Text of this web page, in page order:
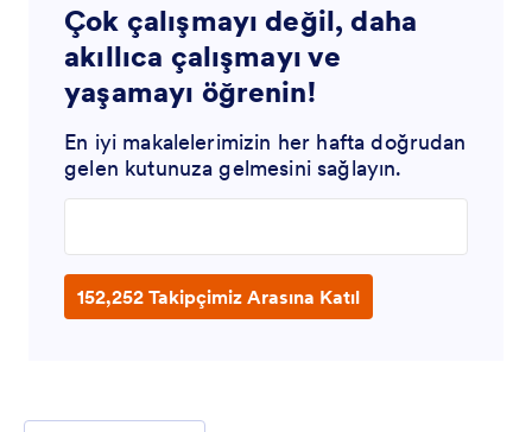
Çok çalışmayı değil, daha
akıllıca çalışmayı ve
yaşamayı öğrenin!
En iyi makalelerimizin her hafta doğrudan
gelen kutunuza gelmesini sağlayın.
152,252 Takipçimiz Arasına Katıl